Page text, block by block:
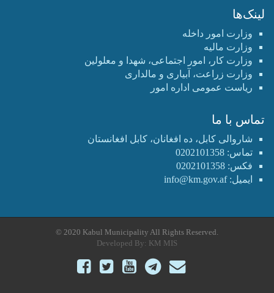
لینک‌ها
وزارت امور داخله
وزارت مالیه
وزارت کار، امور اجتماعی، شهدا و معلولین
وزارت زراعت، آبیاری و مالداری
ریاست عمومی اداره امور
تماس با ما
شاروالی کابل، ده افغانان، کابل افغانستان
تماس: 0202101358
فکس: 0202101358
ایمیل:info@km.gov.af
© 2020 Kabul Municipality All Rights Reserved.
Developed By: KM MIS